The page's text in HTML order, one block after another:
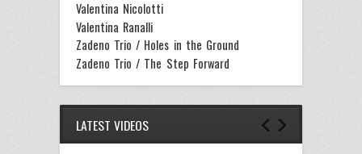
Valentina Nicolotti
Valentina Ranalli
Zadeno Trio / Holes in the Ground
Zadeno Trio / The Step Forward
LATEST VIDEOS